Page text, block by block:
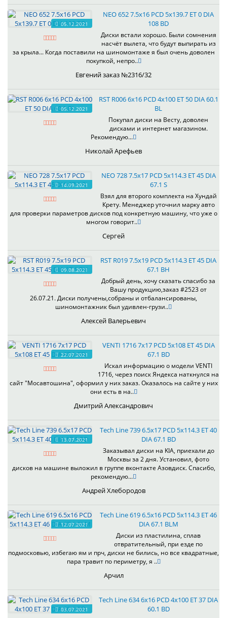
05.12.2021
NEO 652 7.5x16 PCD 5x139.7 ET 0 DIA
108 BD
Диски встали хорошо. Были сомнения
насчёт вылета, что будут выпирать из
за крыла... Когда поставили на шиномонтаже я был очень доволен
покупкой, непро..
Евгений заказ №2316/32
05.12.2021
RST R006 6x16 PCD 4x100 ET 50 DIA 60.1
BL
Покупал диски на Весту, доволен
дисками и интернет магазином.
Рекомендую...
Николай Арефьев
14.09.2021
NEO 728 7.5x17 PCD 5x114.3 ET 45 DIA
67.1 S
Взял для второго комплекта на Хундай
Крету. Менеджер уточнил марку авто
для проверки параметров дисков под конкретную машину, что уже о
многом говорит..
Сергей
09.08.2021
RST R019 7.5x19 PCD 5x114.3 ET 45 DIA
67.1 BH
Добрый день, хочу сказать спасибо за
Вашу продукцию,заказ #2523 от
26.07.21. Диски получены,собраны и отбалансированы,
шиномонтажник был удивлен-грузи..
Алексей Валерьевич
22.07.2021
VENTI 1716 7x17 PCD 5x108 ET 45 DIA
67.1 BD
Искал информацию о модели VENTI
1716, через поиск Яндекса наткнулся на
сайт "Мосавтошина", оформил у них заказ. Оказалось на сайте у них
они есть в на..
Дмитрий Александрович
13.07.2021
Tech Line 739 6.5x17 PCD 5x114.3 ET 40
DIA 67.1 BD
Заказывал диски на KIA, приехали до
Москвы за 2 дня. Установил, фото
дисков на машине выложил в группе вконтакте Азовдиск. Спасибо,
рекомендую...
Андрей Хлебородов
12.07.2021
Tech Line 619 6.5x16 PCD 5x114.3 ET 46
DIA 67.1 BLM
Диски из пластилина, сплав
отвратительный, при езде по
подмосковью, избегаю ям и прч, диски не бились, но все квадратные,
пара травит по периметру, я ..
Арчил
03.07.2021
Tech Line 634 6x16 PCD 4x100 ET 37 DIA
60.1 BD